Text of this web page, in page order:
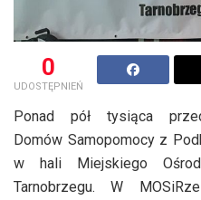
0
UDOSTĘPNIEŃ
Ponad pół tysiąca
Domów Samopomocy z
w hali Miejskiego
Tarnobrzegu. W